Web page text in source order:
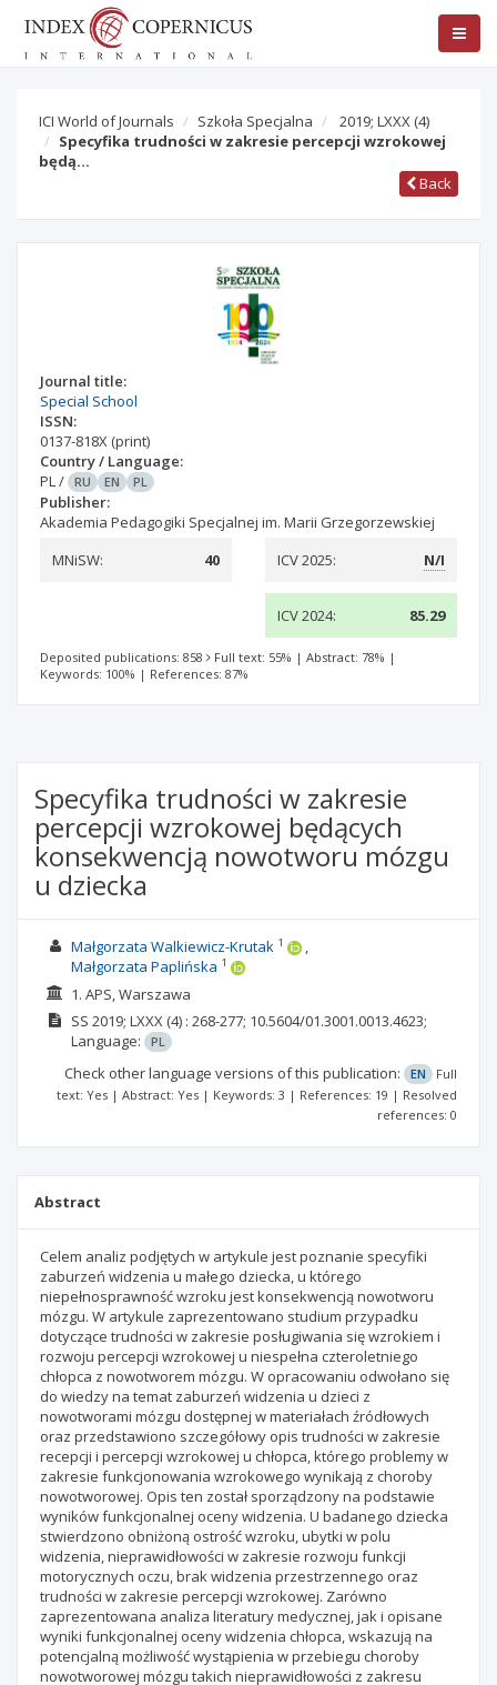
ICI World of Journals Szkoła Specjalna 2019; LXXX (4)
Specyfika trudności w zakresie percepcji wzrokowej
będą…
Back
Journal title:
Special School
ISSN:
0137-818X (print)
Country / Language:
PL/ RU EN PL
Publisher:
Akademia Pedagogiki Specjalnej im. Marii Grzegorzewskiej
MNiSW:
40 ICV 2025: N/I
ICV 2024: 85.29
Deposited publications: 858 Full text: 55% | Abstract: 78% |
Keywords: 100% | References: 87%
Specyfika trudności w zakresie
percepcji wzrokowej będących
konsekwencją nowotworu mózgu
u dziecka
Małgorzata Walkiewicz-Krutak 1
Małgorzata Paplińska 1
1. APS, Warszawa
SS 2019; LXXX(4) : 268-277; 10.5604/01.3001.0013.4623;
Language:
PL
Check other language versions of this publication: EN
Full
text: Yes | Abstract: Yes | Keywords: 3 | References: 19 | Resolved
references: 0
Abstract
Celem analiz podjętych w artykule jest poznanie specyfiki
zaburzeń widzenia u małego dziecka, u którego
niepełnosprawność wzroku jest konsekwencją nowotworu
mózgu. W artykule zaprezentowano studium przypadku
dotyczące trudności w zakresie posługiwania się wzrokiem i
rozwoju percepcji wzrokowej u niespełna czteroletniego
chłopca z nowotworem mózgu. W opracowaniu odwołano się
do wiedzy na temat zaburzeń widzenia u dzieci z
nowotworami mózgu dostępnej w materiałach źródłowych
oraz przedstawiono szczegółowy opis trudności w zakresie
recepcji i percepcji wzrokowej u chłopca, którego problemy w
zakresie funkcjonowania wzrokowego wynikają z choroby
nowotworowej. Opis ten został sporządzony na podstawie
wyników funkcjonalnej oceny widzenia. U badanego dziecka
stwierdzono obniżoną ostrość wzroku, ubytki w polu
widzenia, nieprawidłowości w zakresie rozwoju funkcji
motorycznych oczu, brak widzenia przestrzennego oraz
trudności w zakresie percepcji wzrokowej. Zarówno
zaprezentowana analiza literatury medycznej, jak i opisane
wyniki funkcjonalnej oceny widzenia chłopca, wskazują na
potencjalną możliwość wystąpienia w przebiegu choroby
nowotworowej mózgu takich nieprawidłowości z zakresu